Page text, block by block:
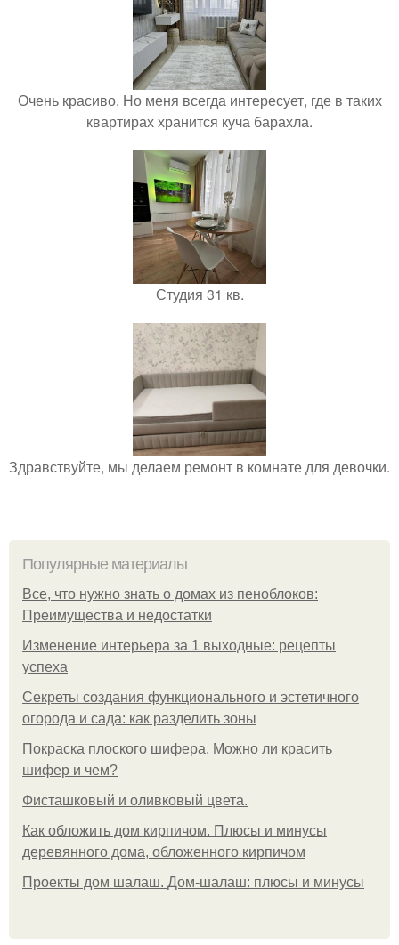
Очень красиво. Но меня всегда интересует, где в таких
квартирах хранится куча барахла.
Студия 31 кв.
Здравствуйте, мы делаем ремонт в комнате для девочки.
Популярные материалы
Все, что нужно знать о домах из пеноблоков:
Преимущества и недостатки
Изменение интерьера за 1 выходные: рецепты
успеха
Секреты создания функционального и эстетичного
огорода и сада: как разделить зоны
Покраска плоского шифера. Можно ли красить
шифер и чем?
Фисташковый и оливковый цвета.
Как обложить дом кирпичом. Плюсы и минусы
деревянного дома, обложенного кирпичом
Проекты дом шалаш. Дом-шалаш: плюсы и минусы